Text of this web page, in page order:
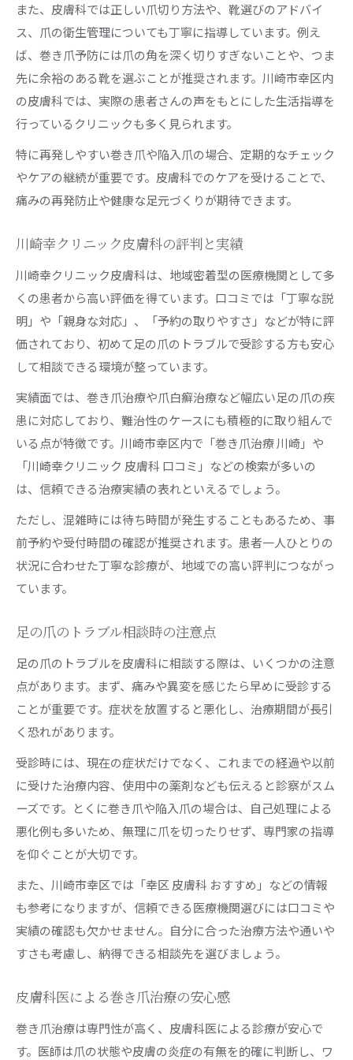
また、皮膚科では正しい爪切り方法や、靴選びのアドバイ
ス、爪の衛生管理についても丁寧に指導しています。例え
ば、巻き爪予防には爪の角を深く切りすぎないことや、つま
先に余裕のある靴を選ぶことが推奨されます。川崎市幸区内
の皮膚科では、実際の患者さんの声をもとにした生活指導を
行っているクリニックも多く見られます。
特に再発しやすい巻き爪や陥入爪の場合、定期的なチェック
やケアの継続が重要です。皮膚科でのケアを受けることで、
痛みの再発防止や健康な足元づくりが期待できます。
川崎幸クリニック皮膚科の評判と実績
川崎幸クリニック皮膚科は、地域密着型の医療機関として多
くの患者から高い評価を得ています。口コミでは「丁寧な説
明」や「親身な対応」、「予約の取りやすさ」などが特に評
価されており、初めて足の爪のトラブルで受診する方も安心
して相談できる環境が整っています。
実績面では、巻き爪治療や爪白癬治療など幅広い足の爪の疾
患に対応しており、難治性のケースにも積極的に取り組んで
いる点が特徴です。川崎市幸区内で「巻き爪治療 川崎」や
「川崎幸クリニック 皮膚科 口コミ」などの検索が多いの
は、信頼できる治療実績の表れといえるでしょう。
ただし、混雑時には待ち時間が発生することもあるため、事
前予約や受付時間の確認が推奨されます。患者一人ひとりの
状況に合わせた丁寧な診療が、地域での高い評判につながっ
ています。
足の爪のトラブル相談時の注意点
足の爪のトラブルを皮膚科に相談する際は、いくつかの注意
点があります。まず、痛みや異変を感じたら早めに受診する
ことが重要です。症状を放置すると悪化し、治療期間が長引
く恐れがあります。
受診時には、現在の症状だけでなく、これまでの経過や以前
に受けた治療内容、使用中の薬剤なども伝えると診察がスム
ーズです。とくに巻き爪や陥入爪の場合は、自己処理による
悪化例も多いため、無理に爪を切ったりせず、専門家の指導
を仰ぐことが大切です。
また、川崎市幸区では「幸区 皮膚科 おすすめ」などの情報
も参考になりますが、信頼できる医療機関選びには口コミや
実績の確認も欠かせません。自分に合った治療方法や通いや
すさも考慮し、納得できる相談先を選びましょう。
皮膚科医による巻き爪治療の安心感
巻き爪治療は専門性が高く、皮膚科医による診療が安心で
す。医師は爪の状態や皮膚の炎症の有無を的確に判断し、ワ